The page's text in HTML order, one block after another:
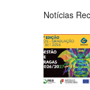
Notícias